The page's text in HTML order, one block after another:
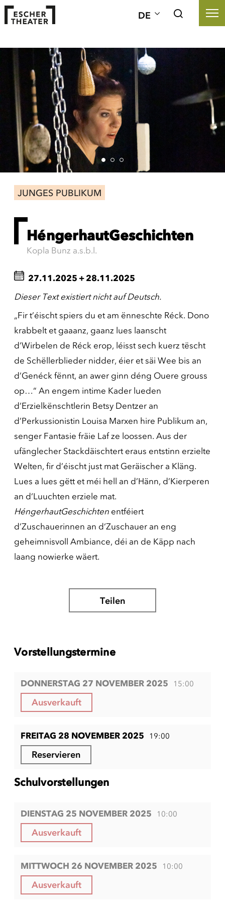
DE
JUNGES PUBLIKUM
HéngerhautGeschichten
Kopla Bunz a.s.b.l.
27.11.2025 + 28.11.2025
Dieser Text existiert nicht auf Deutsch.
„Fir t’éischt spiers du et am ënneschte Réck. Dono
krabbelt et gaaanz, gaanz lues laanscht
d’Wirbelen de Réck erop, léisst sech kuerz tëscht
de Schëllerblieder nidder, éier et säi Wee bis an
d’Genéck fënnt, an awer ginn déng Ouere grouss
op…“ An engem intime Kader lueden
d’Erzielkënschtlerin Betsy Dentzer an
d’Perkussionistin Louisa Marxen hire Publikum an,
senger Fantasie fräie Laf ze loossen. Aus der
ufänglecher Stackdäischtert eraus entstinn erzielte
Welten, fir d’éischt just mat Geräischer a Kläng.
Lues a lues gëtt et méi hell an d’Hänn, d’Kierperen
an d‘Luuchten erziele mat.
HéngerhautGeschichten entféiert
d’Zuschauerinnen an d‘Zuschauer an eng
geheimnisvoll Ambiance, déi an de Käpp nach
laang nowierke wäert.
Teilen
Vorstellungstermine
DONNERSTAG 27 NOVEMBER 2025 15:00
Ausverkauft
FREITAG 28 NOVEMBER 2025 19:00
Reservieren
Schulvorstellungen
DIENSTAG 25 NOVEMBER 2025 10:00
Ausverkauft
MITTWOCH 26 NOVEMBER 2025 10:00
Ausverkauft